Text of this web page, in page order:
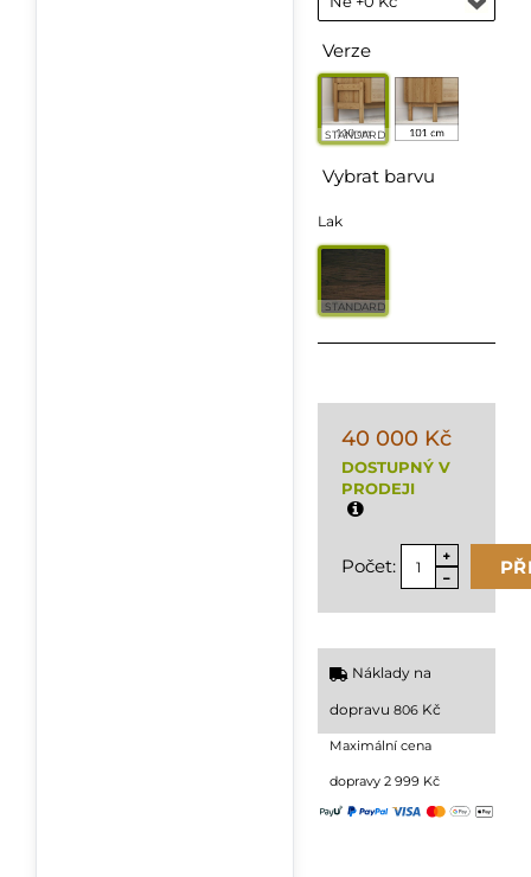
Verze
STANDARD
Vybrat barvu
Lak
STANDARD
40 000 Kč
DOSTUPNÝ V
PRODEJI
Počet:
Náklady na
dopravu 806Kč
Maximální cena
dopravy 2 999 Kč